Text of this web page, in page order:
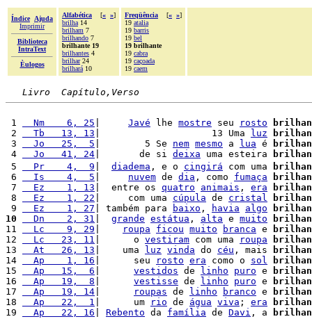
Índice
Ajuda
Imprimir
Biblioteca
IntraText
Èulogos
Alfabética [« »]
brilha 14
brilham 7
brilhando 7
brilhante 19
brilhantes 4
brilhar24
brilhará 10
Freqüência [« »]
19 atalia
19 barris
19 bel
19 brilhante
19 cabra
19 caçoada
19 caem
Livro  Capítulo,Verso
1
  Nm    6, 25
Javé lhe mostre seu rosto
2
  Tb   13, 13
|                    13 Uma luz
3
  Jo   25,  5
|        5 Se nem mesmo a lua é
4
  Jo   41, 24
|       de si deixa uma esteira
5
  Pr    4,  9
diadema , e o cingirá com uma
6
  Is    4,  5
nuvem de dia , como fumaça
7
  Ez    1, 13
|  entre os quatro animais , era
8
  Ez    1, 22
|     com uma cúpula de cristal
9
  Ez    1, 27
| também para baixo , havia algo
10
  Dn    2, 31
grande estátua , alta e muito
11
  Lc    9, 29
roupa ficou muito branca e
12
  Lc   23, 11
|      o vestiram com uma roupa
13
  At   26, 13
|    uma luz vinda do céu , mais
14
  Ap    1, 16
|      seu rosto era como o sol
15
  Ap   15,  6
vestidos de linho puro e
16
  Ap   19,  8
vestisse de linho puro e
17
  Ap   19, 14
roupas de linho branco e
18
  Ap   22,  1
|      um rio de água viva ; era
19
  Ap   22, 16
Rebento da família de Davi , a